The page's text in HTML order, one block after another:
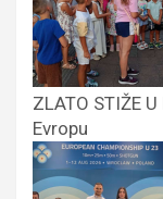
ZLATO STIŽE
Evropu